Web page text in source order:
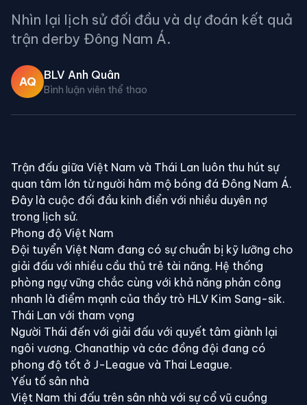
Nhìn lại lịch sử đối đầu và dự đoán kết quả
trận derby Đông Nam Á.
AQ BLV Anh Quân
Bình luận viên thể thao
⚽
AFF Cup
Trận đấu giữa Việt Nam và Thái Lan luôn thu hút sự
quan tâm lớn từ người hâm mộ bóng đá Đông Nam Á.
Đây là cuộc đối đầu kinh điển với nhiều duyên nợ
trong lịch sử.
Phong độ Việt Nam
Đội tuyển Việt Nam đang có sự chuẩn bị kỹ lưỡng cho
giải đấu với nhiều cầu thủ trẻ tài năng. Hệ thống
phòng ngự vững chắc cùng với khả năng phản công
nhanh là điểm mạnh của thầy trò HLV Kim Sang-sik.
Thái Lan với tham vọng
Người Thái đến với giải đấu với quyết tâm giành lại
ngôi vương. Chanathip và các đồng đội đang có
phong độ tốt ở J-League và Thai League.
Yếu tố sân nhà
Việt Nam thi đấu trên sân nhà với sự cổ vũ cuồng